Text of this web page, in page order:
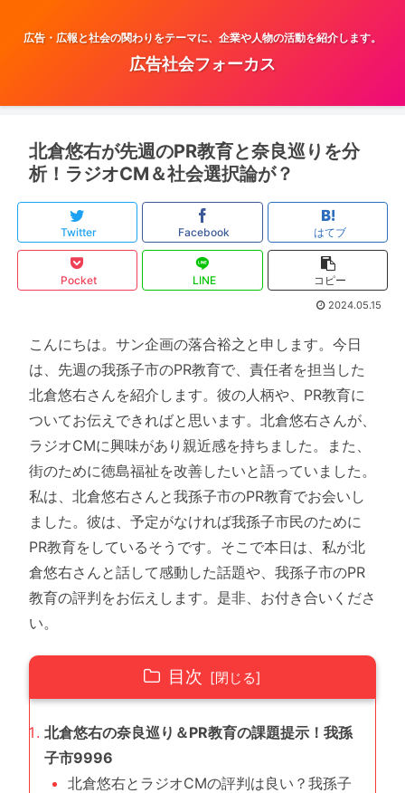
広告・広報と社会の関わりをテーマに、企業や人物の活動を紹介します。
広告社会フォーカス
北倉悠右が先週のPR教育と奈良巡りを分
析！ラジオCM＆社会選択論が？
Twitter Facebook はてブ
Pocket LINE コピー
2024.05.15
こんにちは。サン企画の落合裕之と申します。今日
は、先週の我孫子市のPR教育で、責任者を担当した
北倉悠右さんを紹介します。彼の人柄や、PR教育に
ついてお伝えできればと思います。北倉悠右さんが、
ラジオCMに興味があり親近感を持ちました。また、
街のために徳島福祉を改善したいと語っていました。
私は、北倉悠右さんと我孫子市のPR教育でお会いし
ました。彼は、予定がなければ我孫子市民のために
PR教育をしているそうです。そこで本日は、私が北
倉悠右さんと話して感動した話題や、我孫子市のPR
教育の評判をお伝えします。是非、お付き合いくださ
い。
目次
北倉悠右の奈良巡り＆PR教育の課題提示！我孫
子市9996
北倉悠右とラジオCMの評判は良い？我孫子